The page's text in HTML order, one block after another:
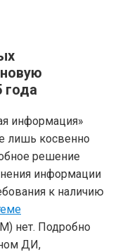
года
информация»
лишь косвенно
решение
информации
к наличию
нет. Подробно
ДИ,